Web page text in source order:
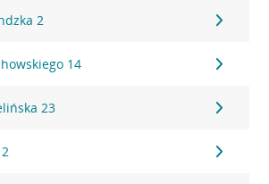
2
14
23